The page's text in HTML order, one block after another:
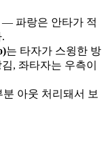
— 파랑은 안타가 적
는 타자가 스윙한 방
, 좌타자는 우측이
분 아웃 처리돼서 보